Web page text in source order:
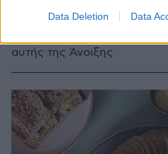
Data Deletion Data
Βρεθήκαμε στο La Cave,
αυτής της Άνοιξης